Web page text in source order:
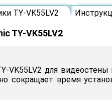
TY-VK55LV2
TY-VK55LV2
VK55LV2 для
сокращает время